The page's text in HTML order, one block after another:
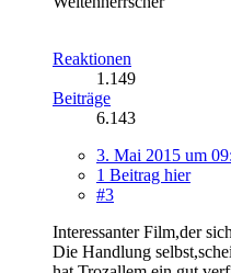
Reaktionen
1.149
Beiträge
6.143
3. Mai 2015 um
1 Beitrag hier
#3
Interessanter Film,der
Die Handlung